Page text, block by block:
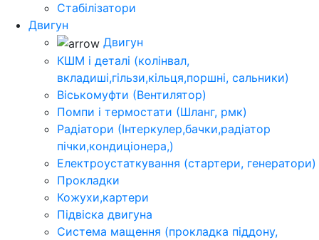
Стабілізатори
Двигун
Двигун
КШМ і деталі (колінвал,
вкладиші,гільзи,кільця,поршні, сальники)
Віськомуфти (Вентилятор)
Помпи і термостати (Шланг, рмк)
Радіатори (Інтеркулер,бачки,радіатор
пічки,кондиціонера,)
Електроустаткування (стартери, генератори)
Прокладки
Кожухи,картери
Підвіска двигуна
Система мащення (прокладка піддону,